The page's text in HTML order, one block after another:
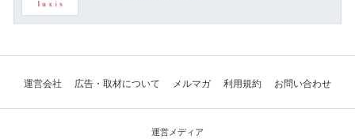
運営会社 広告・取材について メルマガ 利用規約 お問い合わせ
運営メディア